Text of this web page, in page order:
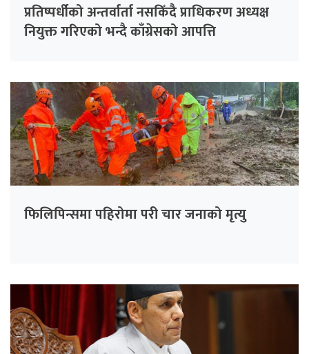
प्रतिष्पर्धीको अन्तर्वार्ता नसकिँदै प्राधिकरण अध्यक्ष
नियुक्त गरिएको भन्दै काँग्रेसको आपत्ति
फिलिपिन्समा पहिरोमा परी चार जनाको मृत्यु